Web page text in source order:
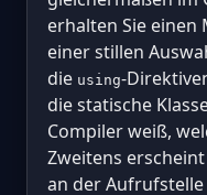
erhalten Sie
einer stillen
die using-
die statische
Compiler weiß,
Zweitens
an der